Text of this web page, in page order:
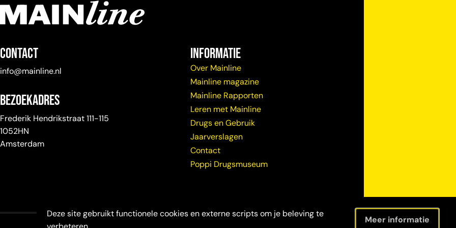
Deze site gebruikt functionele cookies en externe scripts om je beleving te
Meer informatie
Contact
info@mainline.nl
Bezoekadres
Frederik Hendrikstraat 111-115
1052HN
Amsterdam
Informatie
Over Mainline
Mainline magazine
Mainline Rapporten
Leren met Mainline
Drugs en Gebruik
Jaarverslagen
Contact
Poppi Drugsmuseum